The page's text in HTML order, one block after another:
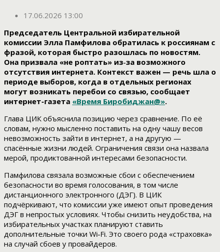
17.06.2026 13:00
Председатель Центральной избирательной
комиссии Элла Памфилова обратилась к россиянам с
фразой, которая быстро разошлась по новостям.
Она призвала «не роптать» из‑за возможного
отсутствия интернета. Контекст важен — речь шла о
периоде выборов, когда в отдельных регионах
могут возникать перебои со связью, сообщает
интернет-газета «Время Биробиджан@».
Глава ЦИК объяснила позицию через сравнение. По её
словам, нужно мысленно поставить на одну чашу весов
невозможность зайти в интернет, а на другую —
спасённые жизни людей. Ограничения связи она назвала
мерой, продиктованной интересами безопасности.
Памфилова связала возможные сбои с обеспечением
безопасности во время голосования, в том числе
дистанционного электронного (ДЭГ). В ЦИК
подчёркивают, что комиссии уже имеют опыт проведения
ДЭГ в непростых условиях. Чтобы снизить неудобства, на
избирательных участках планируют ставить
дополнительные точки Wi‑Fi. Это своего рода «страховка»
на случай сбоев у провайдеров.